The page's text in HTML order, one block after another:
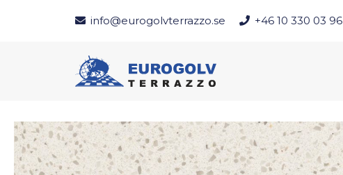
info@eurogolvterrazzo.se +46 10 330 03 96